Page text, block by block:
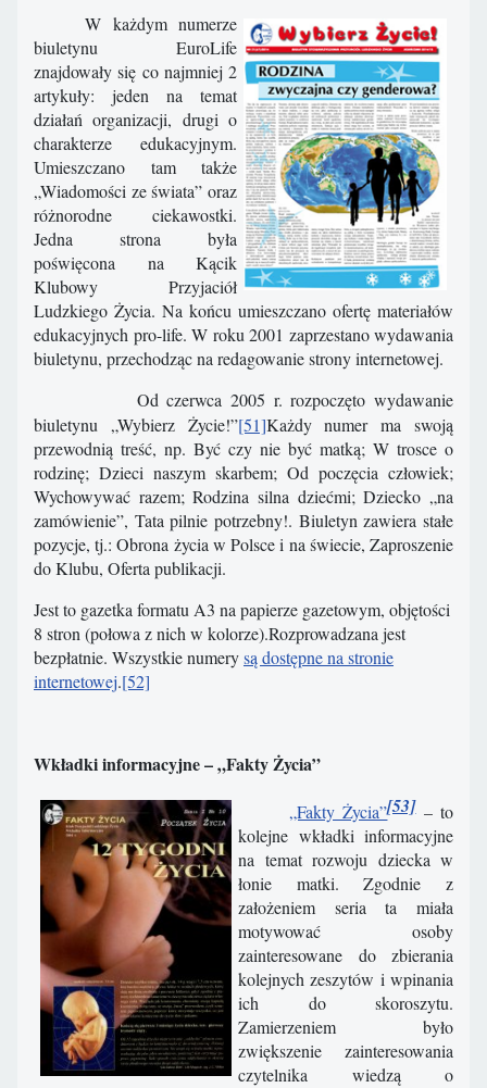
W każdym numerze
biuletynu EuroLife
znajdowały się co najmniej 2
artykuły: jeden na temat
działań organizacji, drugi o
charakterze edukacyjnym.
Umieszczano tam także
„Wiadomości ze świata” oraz
różnorodne ciekawostki.
Jedna strona była
poświęcona na Kącik
Klubowy Przyjaciół
Ludzkiego Życia. Na końcu umieszczano ofertę materiałów
edukacyjnych pro-life. W roku 2001 zaprzestano wydawania
biuletynu, przechodząc na redagowanie strony internetowej.
Od czerwca 2005 r. rozpoczęto wydawanie
biuletynu „Wybierz Życie!”[51]Każdy numer ma swoją
przewodnią treść, np. Być czy nie być matką; W trosce o
rodzinę; Dzieci naszym skarbem; Od poczęcia człowiek;
Wychowywać razem; Rodzina silna dziećmi; Dziecko „na
zamówienie”, Tata pilnie potrzebny!. Biuletyn zawiera stałe
pozycje, tj.: Obrona życia w Polsce i na świecie, Zaproszenie
do Klubu, Oferta publikacji.
Jest to gazetka formatu A3 na papierze gazetowym, objętości
8 stron (połowa z nich w kolorze).Rozprowadzana jest
bezpłatnie. Wszystkie numerysą dostępne na stronie
internetowej.[52]
Wkładki informacyjne – „Fakty Życia”
„Fakty Życia”[53]– to
kolejne wkładki informacyjne
na temat rozwoju dziecka w
łonie matki. Zgodnie z
założeniem seria ta miała
motywować osoby
zainteresowane do zbierania
kolejnych zeszytów i wpinania
ich do skoroszytu.
Zamierzeniem było
zwiększenie zainteresowania
czytelnika wiedzą o